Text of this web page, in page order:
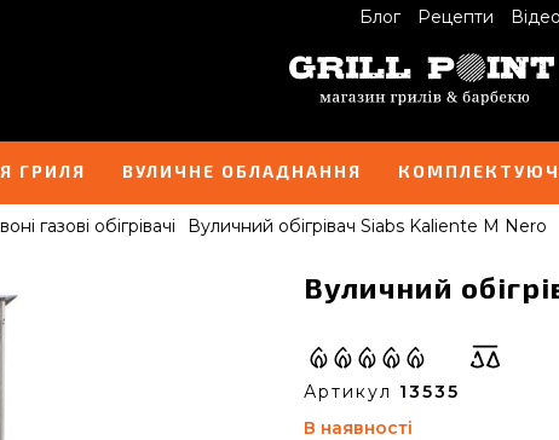
Блог Рецепти
ГРИЛЯ ВУЛИЧНЕ ОБЛАДНАННЯ
газові обігрівачі Вуличний обігрівач Siabs Kaliente M Nero
Вуличний
Артикул 13535
В наявності